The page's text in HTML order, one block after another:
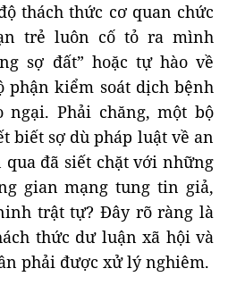
thách thức cơ quan chức
trẻ luôn cố tỏ ra mình
sợ đất” hoặc tự hào về
phận kiểm soát dịch bệnh
Phải chăng, một bộ
biết sợ dù pháp luật về an
đã siết chặt với những
gian mạng tung tin giả,
trật tự? Đây rõ ràng là
thức dư luận xã hội và
phải được xử lý nghiêm.